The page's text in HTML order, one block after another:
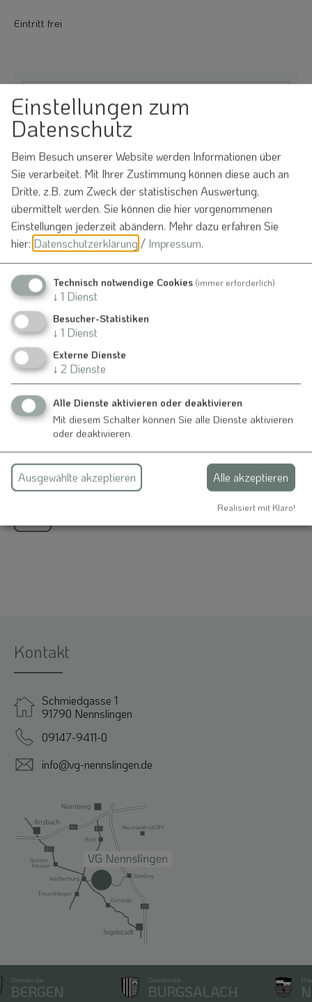
Eintritt frei
Möchten Sie von
bereitgestellte externe Inhalte laden?
Ja Immer
Feuerwehrhaus Gersdorf
Gersdorf
Gersdorf 2
91790 Nennslingen
Veranstalter
Markt Nennslingen
Herr Erster Bürgermeister Bernd Drescher
Schmiedgasse 1
91790 Nennslingen
09147 941112 0172 1780859
Kontakt
Schmiedgasse 1
91790 Nennslingen
09147-9411-0
info@vg-nennslingen.de
Gemeinde
BERGEN
Gemeinde
BURGSALACH
Markt
Einstellungen zum
Datenschutz
Beim Besuch unserer Website werden Informationen über
Sie verarbeitet. Mit Ihrer Zustimmung können diese auch an
Dritte, z.B. zum Zweck der statistischen Auswertung,
übermittelt werden. Sie können die hier vorgenommenen
Einstellungen jederzeit abändern. Mehr dazu erfahren Sie
hier: Datenschutzerklärung/ Impressum.
Technisch notwendige Cookies (immer erforderlich)
↓ 1 Dienst
Besucher-Statistiken
↓ 1 Dienst
Externe Dienste
↓ 2 Dienste
Alle Dienste aktivieren oder deaktivieren
Mit diesem Schalter können Sie alle Dienste aktivieren
oder deaktivieren.
Ausgewählte akzeptieren Alle akzeptieren
Realisiert mit Klaro!